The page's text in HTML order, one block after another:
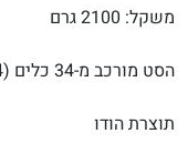
משקל: 2100 גרם
הסט מורכב מ-34 כלים (4 מלכות)
תוצרת הודו